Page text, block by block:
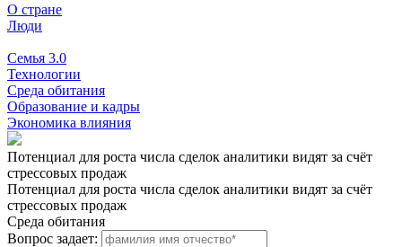
О стране
Люди
Семья 3.0
Технологии
Среда обитания
Образование и кадры
Экономика влияния
Потенциал для роста числа сделок аналитики видят за счёт
стрессовых продаж
Потенциал для роста числа сделок аналитики видят за счёт
стрессовых продаж
Среда обитания
Вопрос задает: